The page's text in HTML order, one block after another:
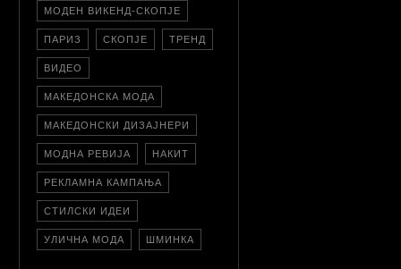
МОДЕН ВИКЕНД-СКОПЈЕ
ПАРИЗ СКОПЈЕ ТРЕНД
ВИДЕО
МАКЕДОНСКА МОДА
МАКЕДОНСКИ ДИЗАЈНЕРИ
МОДНА РЕВИЈА НАКИТ
РЕКЛАМНА КАМПАЊА
СТИЛСКИ ИДЕИ
УЛИЧНА МОДА ШМИНКА